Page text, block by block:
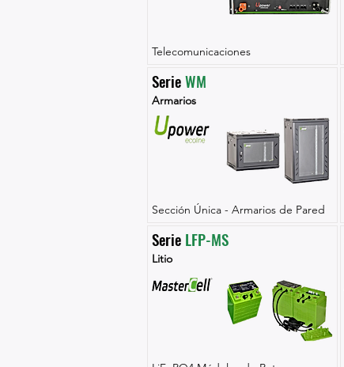
Telecomunicaciones
Serie WM
Armarios
Sección Única - Armarios de Pared
Serie LFP-MS
Litio